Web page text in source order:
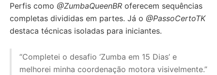
Perfis como @ZumbaQueenBR oferecem sequências
completas divididas em partes. Já o @PassoCertoTK
destaca técnicas isoladas para iniciantes.
“Completei o desafio ‘Zumba em 15 Dias’ e
melhorei minha coordenação motora visivelmente.”